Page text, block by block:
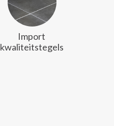
Import
kwaliteitstegels